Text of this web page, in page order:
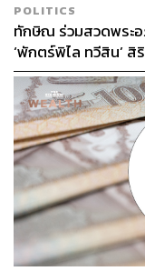
POLITICS
ทักษิณ ร่วมสวดพระ
‘พักตร์พิไล ทวีสิน’ สิ
หลากวงการร่วมอาลัย